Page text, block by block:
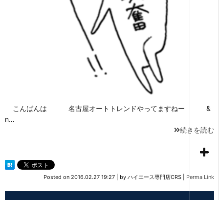
こんばんは 名古屋オートトレンドやってますねー &
n…
続きを読む
Posted on 2016.02.27 19:27 by ハイエース専門店CRS Perma Link